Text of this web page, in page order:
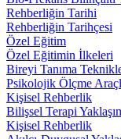
Rehberliğin Tarihi
Rehberliğin Tarihçesi
Özel Eğitim
Özel Eğitimin İlkeleri
Bireyi Tanıma
Psikolojik Ölçme
Kişisel Rehberlik
Bilişsel Terapi
Kişisel Rehberlik